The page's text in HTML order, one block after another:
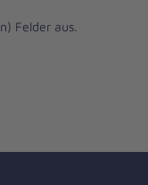
Felder aus.